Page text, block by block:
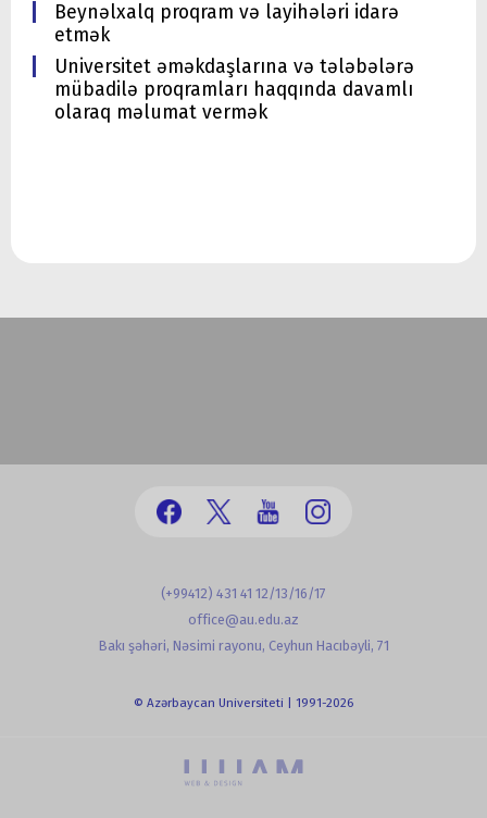
Beynəlxalq proqram və layihələri idarə
etmək
Universitet əməkdaşlarına və tələbələrə
mübadilə proqramları haqqında davamlı
olaraq məlumat vermək
(+99412) 431 41 12/13/16/17
office@au.edu.az
Bakı şəhəri, Nəsimi rayonu, Ceyhun Hacıbəyli, 71
© Azərbaycan Universiteti | 1991-2026
powered by